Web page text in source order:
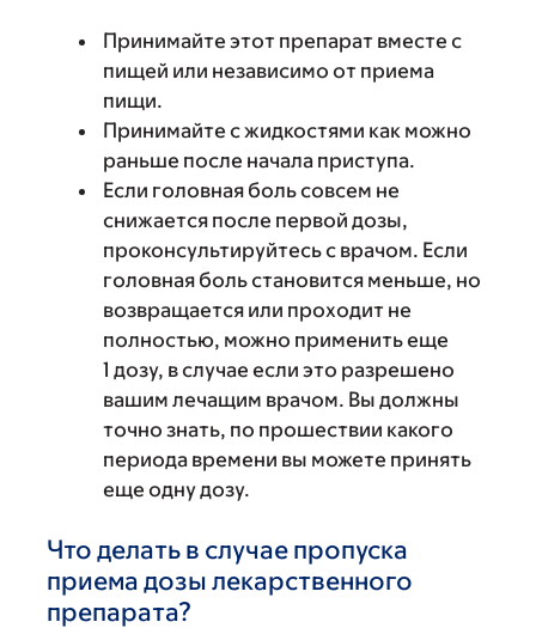
Принимайте этот препарат вместе с
пищей или независимо от приема
пищи.
Принимайте с жидкостями как можно
раньше после начала приступа.
Если головная боль совсем не
снижается после первой дозы,
проконсультируйтесь с врачом. Если
головная боль становится меньше, но
возвращается или проходит не
полностью, можно применить еще
1 дозу, в случае если это разрешено
вашим лечащим врачом. Вы должны
точно знать, по прошествии какого
периода времени вы можете принять
еще одну дозу.
Что делать в случае пропуска
приема дозы лекарственного
препарата?